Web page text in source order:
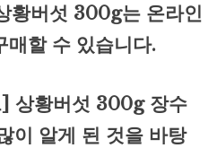
황버섯 300g는 온라인
매할 수 있습니다.
상황버섯 300g 장수
이 알게 된 것을 바탕